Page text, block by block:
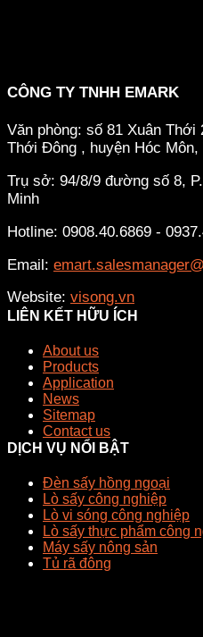
CÔNG TY TNHH EMARK
Văn phòng: số 81 Xuân
Thới Đông , huyện Hóc
Trụ sở: 94/8/9 đường số 8,
Minh
Hotline: 0908.40.6869 -
Email:
Website: visong.vn
LIÊN KẾT HỮU ÍCH
About us
Products
Application
News
Sitemap
Contact us
DỊCH VỤ NỔI BẬT
Đèn sấy hồng ngoại
Lò sấy công nghiệp
Lò vi sóng công nghiệp
Lò sấy thực phẩm công
Máy sấy nông sản
Tủ rã đông